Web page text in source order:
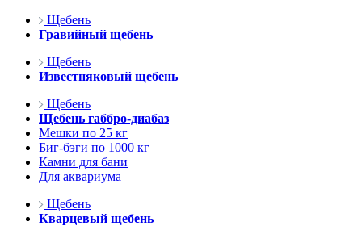
Щебень
Гравийный щебень
Щебень
Известняковый щебень
Щебень
Щебень габбро-диабаз
Мешки по 25 кг
Биг-бэги по 1000 кг
Камни для бани
Для аквариума
Щебень
Кварцевый щебень